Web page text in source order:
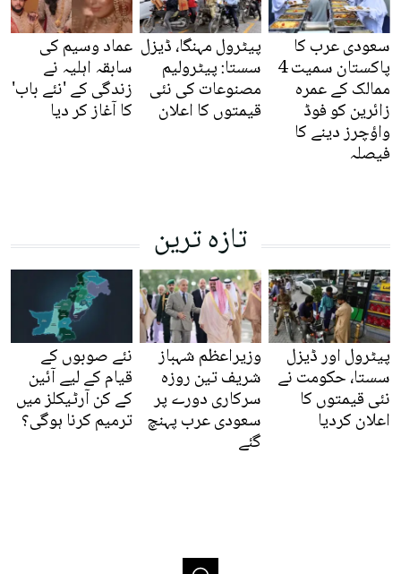
سعودی عرب کا
پاکستان سمیت 4
ممالک کے عمرہ
زائرین کو فوڈ
واؤچرز دینے کا
فیصلہ
پیٹرول مہنگا، ڈیزل
سستا: پیٹرولیم
مصنوعات کی نئی
قیمتوں کا اعلان
عماد وسیم کی
سابقہ اہلیہ نے
زندگی کے 'نئے باب'
کا آغاز کر دیا
تازہ ترین
پیٹرول اور ڈیزل
سستا، حکومت نے
نئی قیمتوں کا
اعلان کردیا
وزیراعظم شہباز
شریف تین روزہ
سرکاری دورے پر
سعودی عرب پہنچ
گئے
نئے صوبوں کے
قیام کے لیے آئین
کے کن آرٹیکلز میں
ترمیم کرنا ہوگی؟